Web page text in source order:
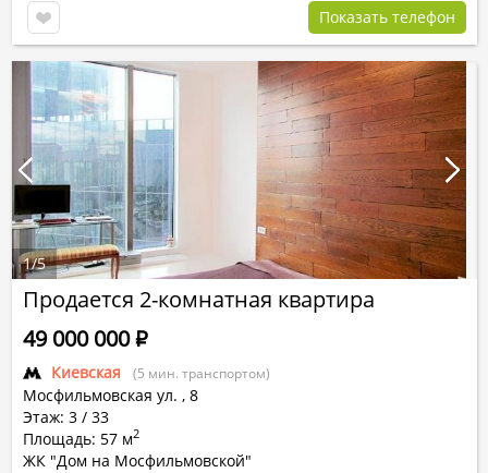
Показать телефон
Продается 2-комнатная квартира
Киевская (5 мин. транспортом)
Мосфильмовская ул. , 8
Этаж: 3 / 33
Площадь: 57 м2
ЖК "Дом на Мосфильмовской"
49 000 000Р
1/5